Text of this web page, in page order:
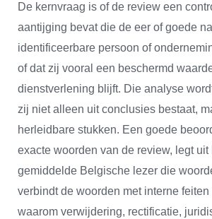
De kernvraag is of de review een
aantijging bevat die de eer of goede
identificeerbare persoon of
of dat zij vooral een beschermd
dienstverlening blijft. Die analyse
zij niet alleen uit conclusies bestaat,
herleidbare stukken. Een goede
exacte woorden van de review, legt uit
gemiddelde Belgische lezer die
verbindt de woorden met interne
waarom verwijdering, rectificatie,